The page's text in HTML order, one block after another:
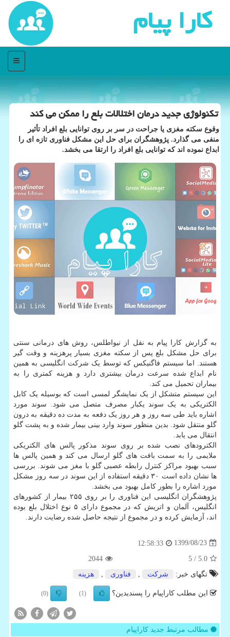
كارا پیام
منو
تكنولوژی جدید درمان اختلالات بلع را ممكن می كند
وقوع سكته مغزی یا جراحت در سر بر روی توانایی بلع افراد تأثیر
منفی می گذارد. پژوهشگران برای حل این مشكل فناوری تازه ای را
ابداع نموده اند كه توانایی بلع افراد را ارتقا می بخشد.
به گزارش کارا پیام به نقل از نیواطلس، روش های درمانی سنتی
برای حل مشکل بلع پس از سکته مغزی بسیار پرهزینه و وقت گیر
هستند. اما سیستم فاگنیکس که توسط یک شرکت انگلیسی به همین
نام ابداع شده سرعت درمان بیشتری دارد و هزینه کمتری را به
بیماران تحمیل می کند.
این سیستم متشکل از یک نمایشگر لمسی است که بوسیله یک کابل
الکتریکی به یک سوند یکبار مصرف متصل می شود. سوند مورد
اشاره باید طی سه روز و هر روز یک دفعه به مدت ده دقیقه به درون
گلو منتقل شود. بدین منظور سوند وارد بینی بیمار شده و به پشت گلو
انتقال می یابد.
الکترودهای نصب شده بر روی سوند مذکور پالس های الکتریکی
ملایمی را به سمت بافت های گلو ارسال می کند و همین پالس ها
سبب بهبود مراکز کنترل رابطه عصبی گلو با مغز می شوند. بررسی
ها نشان داده است ۳۰ دقیقه استفاده از این سوند در سه روز مشکل
مورد اشاره را بطور کامل بهبود می بخشد.
پژوهشگران انگلیسی این فناوری را بر روی ۲۵۵ بیمار از کشورهای
انگلیس، آلمان و اتریش که در مجموع دارای ۵ نوع اختلال بلع بوده
اند، آزمایش کرده و در مجموع از نتیجه حاصل شده رضایت دارند.
1399/08/23
12:58:33
5.0
/ 5
2044
تگهای خبر:
شركت فناوری هزینه
این مطلب کاراپیام را پسندیدین؟ (1)
(0)
مطالب مرتبط جدید کاراپیام